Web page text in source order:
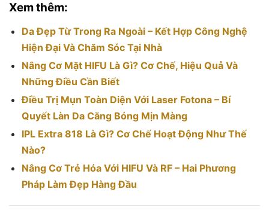
Xem thêm:
Da Đẹp Từ Trong Ra Ngoài – Kết Hợp Công Nghệ
Hiện Đại Và Chăm Sóc Tại Nhà
Nâng Cơ Mặt HIFU Là Gì? Cơ Chế, Hiệu Quả Và
Những Điều Cần Biết
Điều Trị Mụn Toàn Diện Với Laser Fotona – Bí
Quyết Làn Da Căng Bóng Mịn Màng
IPL Extra 818 Là Gì? Cơ Chế Hoạt Động Như Thế
Nào?
Nâng Cơ Trẻ Hóa Với HIFU Và RF – Hai Phương
Pháp Làm Đẹp Hàng Đầu